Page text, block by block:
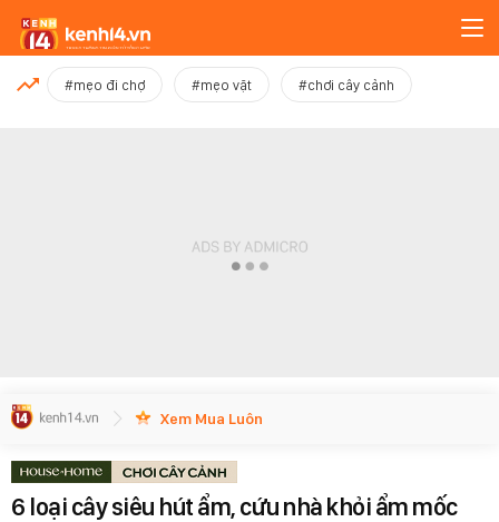
MỚI NHẤT
#mẹo đi chợ #mẹo vặt #chơi cây cảnh
Xem Mua Luôn
6 loại cây siêu hút ẩm, cứu nhà khỏi ẩm mốc